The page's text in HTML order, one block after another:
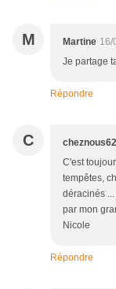
M Martine 16/
Je partage
Répondre
C cheznous62
C'est
tempêtes,
déracinés
par mon
Nicole
Répondre